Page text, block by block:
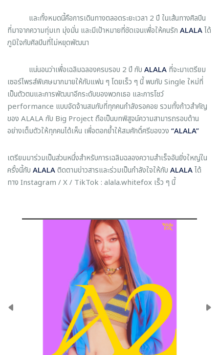
และทั้งหมดนี้คือการเดินทางตลอดระยะเวลา 2 ปี ในเส้นทางศิลปิน
ที่มาจากความทุ่มเท มุ่งมั่น และมีเป้าหมายที่ชัดเจนเพื่อให้คนรัก ALALAได้
ภูมิใจกับศิลปินที่ไม่หยุดพัฒนา
แน่นอนว่าเพื่อเฉลิมฉลองครบรอบ 2 ปี กับ ALALA ที่จะมาเตรียม
เซอร์ไพรส์พิเศษมากมายให้กับแฟน ๆ โดยเร็ว ๆ นี้ พบกับ Single ใหม่ที่
เป็นตัวตนและการพัฒนาอีกระดับของพวกเธอ และการโชว์
performance แบบจัดจ้านสมกับที่ทุกคนกำลังรอคอย รวมทั้งก้าวสำคัญ
ของ ALALA กับ Big Project ถือเป็นบทพิสูจน์ความสามารถรอบด้าน
อย่างเต็มตัวให้ทุกคนได้เห็น เพื่อตอกย้ำให้สมศักดิ์ศรีของวง “ALALA”
เตรียมมาร่วมเป็นส่วนหนึ่งสำหรับการเฉลิมฉลองความสำเร็จอันยิ่งใหญ่ใน
ครั้งนี้กับ ALALAติดตามข่าวสารและร่วมเป็นกำลังใจให้กับ ALALAได้
ทาง Instagram / X / TikTok : alala.whitefox เร็ว ๆ นี้